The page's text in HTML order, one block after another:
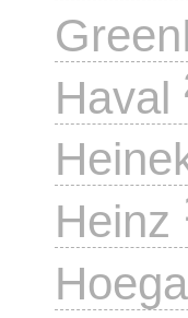
Haval
Heinz